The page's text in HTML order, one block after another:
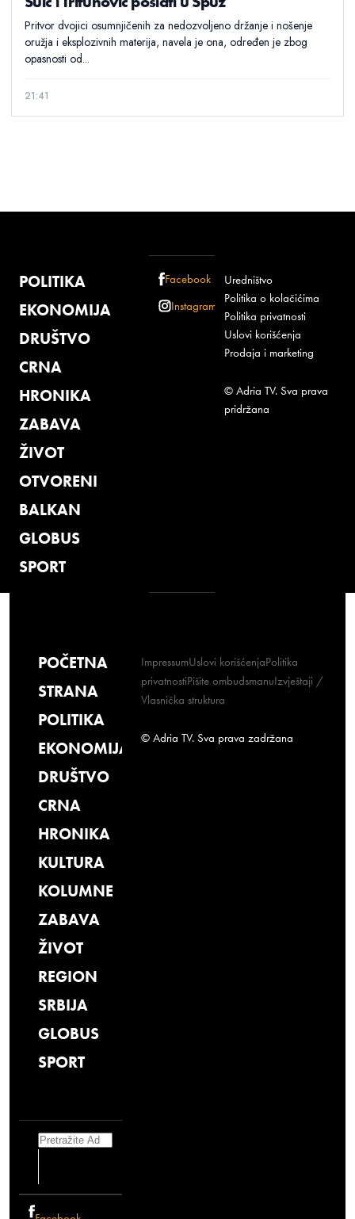
Pritvor dvojici osumnjičenih za nedozvoljeno držanje i nošenje
oružja i eksplozivnih materija, navela je ona, određen je zbog
opasnosti od...
21:41
POLITIKA
EKONOMIJA
DRUŠTVO
CRNA
HRONIKA
ZABAVA
ŽIVOT
OTVORENI
BALKAN
GLOBUS
SPORT
Facebook
Instagram
Uredništvo
Politika o kolačićima
Politika privatnosti
Uslovi korišćenja
Prodaja i marketing
© Adria TV. Sva prava
pridržana
POČETNA
STRANA
POLITIKA
EKONOMIJA
DRUŠTVO
CRNA
HRONIKA
KULTURA
KOLUMNE
ZABAVA
ŽIVOT
REGION
SRBIJA
GLOBUS
SPORT
Search
ImpressumUslovi korišćenjaPolitika
privatnostiPišite ombudsmanuIzvještaji /
Vlasnička struktura
© Adria TV. Sva prava zadržana